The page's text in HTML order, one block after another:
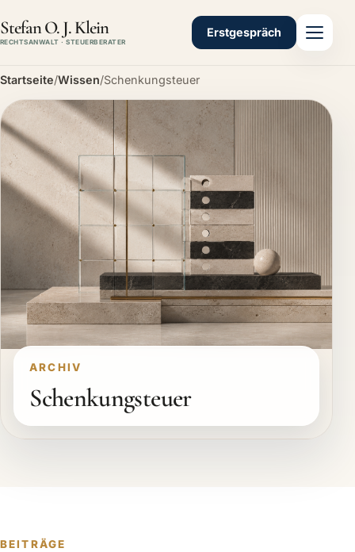
Stefan O. J. Klein
RECHTSANWALT · STEUERBERATER
Erstgespräch
Startseite/Wissen/Schenkungsteuer
ARCHIV
Schenkungsteuer
BEITRÄGE